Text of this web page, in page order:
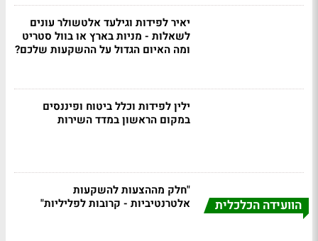
יאיר לפידות וגילעד אלטשולר עונים
לשאלות - מניות בארץ או בוול סטריט
ומה האיום הגדול על ההשקעות שלכם?
ילין לפידות וכלל ביטוח ופיננסים
במקום הראשון במדד השירות
הוועידה הכלכלית
"חלק מההצעות להשקעות
אלטרנטיביות - קרובות לפליליות"